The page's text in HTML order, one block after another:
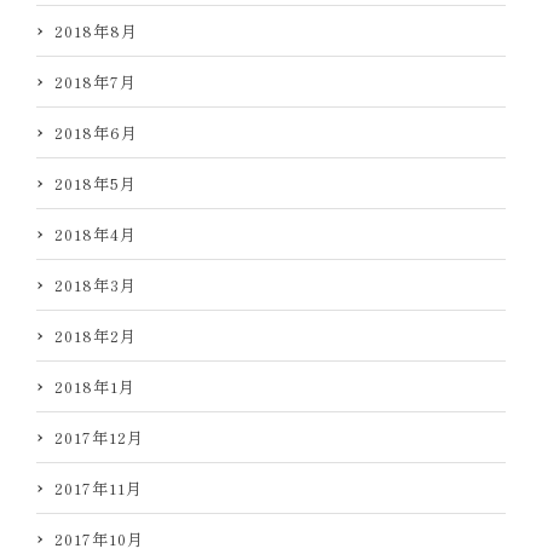
2018年8月
2018年7月
2018年6月
2018年5月
2018年4月
2018年3月
2018年2月
2018年1月
2017年12月
2017年11月
2017年10月